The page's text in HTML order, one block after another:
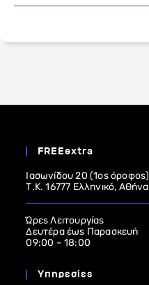
FREEextra
Ιασωνίδου 20 (1ος όροφος)
Τ.Κ. 16777 Ελληνικό, Αθήνα
Ώρες Λειτουργίας
Δευτέρα έως Παρασκευή
09:00 – 18:00
Υπηρεσίες